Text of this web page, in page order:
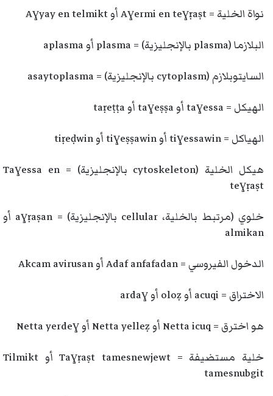
نواة الخلية = Aɣermi en teɣṛaṣt أو Aɣyay en telmikt
البلازما (plasma بالإنجليزية) = plasma أو aplasma
السايتوبلازم (cytoplasm بالإنجليزية) = asaytoplasma
الهيكل = taɣessa أو taɣeṣṣa أو taṛeṭṭa
الهياكل = tiɣessawin أو tiɣeṣṣawin أو tiṛeḍwin
هيكل الخلية (cytoskeleton بالإنجليزية) = Taɣessa en
teɣṛaṣt
خلوي (مرتبط بالخلية، cellular بالإنجليزية) = aɣṛaṣan أو
almikan
الدخول الفيروسي = Adaf anfafadan أو Akcam avirusan
الاختراق = acuqi أو oloẓ أو ardaɣ
هو اخترق = Netta icuq أو Netta yelleẓ أو Netta yerdeɣ
خلية مستضيفة = Taɣṛaṣt tamesnewjewt أو Tilmikt
tamesnubgit